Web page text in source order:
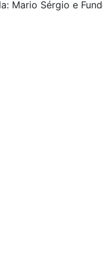
Mario Sérgio e